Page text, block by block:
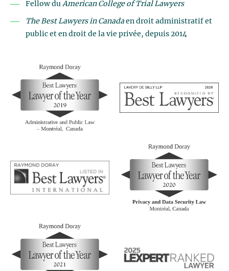
Fellow du American College of Trial Lawyers
The Best Lawyers in Canada en droit administratif et
public et en droit de la vie privée, depuis 2014